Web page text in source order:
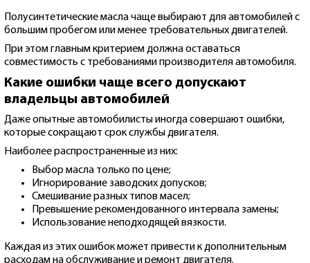
Полусинтетические масла чаще выбирают для автомобилей с
большим пробегом или менее требовательных двигателей.
При этом главным критерием должна оставаться
совместимость с требованиями производителя автомобиля.
Какие ошибки чаще всего допускают
владельцы автомобилей
Даже опытные автомобилисты иногда совершают ошибки,
которые сокращают срок службы двигателя.
Наиболее распространенные из них:
Выбор масла только по цене;
Игнорирование заводских допусков;
Смешивание разных типов масел;
Превышение рекомендованного интервала замены;
Использование неподходящей вязкости.
Каждая из этих ошибок может привести к дополнительным
расходам на обслуживание и ремонт двигателя.